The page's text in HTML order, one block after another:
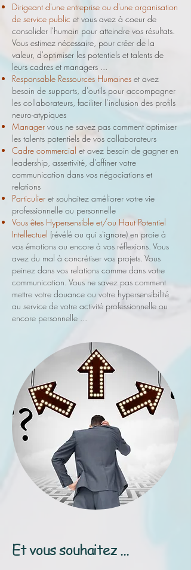
Dirigeant d'une entreprise ou d'une organisation
de service public et vous avez à coeur de
consolider l'humain pour atteindre vos résultats.
Vous estimez nécessaire, pour créer de la
valeur, d'optimiser les potentiels et talents de
leurs cadres et managers ...
Responsable Ressources Humaines et avez
besoin de supports, d'outils pour accompagner
les collaborateurs, faciliter l’inclusion des profils
neuro-atypiques
Manager vous ne savez pas comment optimiser
les talents potentiels de vos collaborateurs
Cadre commercial et avez besoin de gagner en
leadership, assertivité, d’affiner votre
communication dans vos négociations et
relations
Particulier et souhaitez améliorer votre vie
professionnelle ou personnelle
Vous êtes Hypersensible et/ou Haut Potentiel
Intellectuel (révélé ou qui s'ignore) en proie à
vos émotions ou encore à vos réflexions. Vous
avez du mal à concrétiser vos projets. Vous
peinez dans vos relations comme dans votre
communication. Vous ne savez pas comment
mettre votre douance ou votre hypersensibilité
au service de votre activité professionnelle ou
encore personnelle ...
Et vous souhaitez ...